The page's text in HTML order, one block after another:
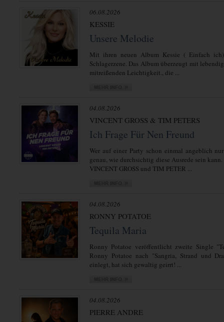
06.08.2026
KESSIE
Unsere Melodie
Mit ihren neuen Album Kessie ( Einfach
Schlagerzene. Das Album überzeugt mit
mitreißenden Leichtigkeit., die ...
04.08.2026
VINCENT GROSS & TIM PETERS
Ich Frage Für Nen Freund
Wer auf einer Party schon einmal angeblich
genau, wie durchsichtig diese Ausrede sein
VINCENT GROSS und TIM PETER ...
04.08.2026
RONNY POTATOE
Tequila Maria
Ronny Potatoe veröffentlicht zweite Single
Ronny Potatoe nach "Sangria, Strand und
einlegt, hat sich gewaltig geirrt! ...
04.08.2026
PIERRE ANDRE